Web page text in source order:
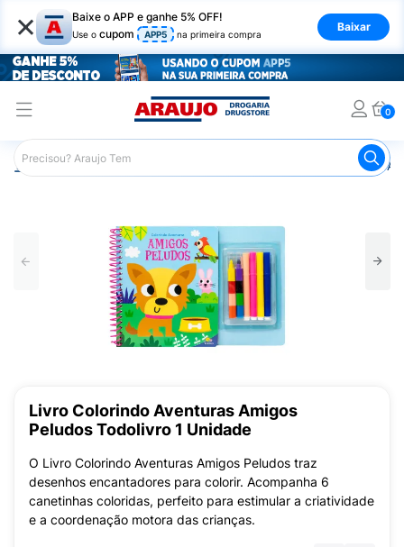
× Baixe o APP e ganhe 5% OFF!
Use o cupom APP5 na primeira compra
Baixar
0
Araujo Mercado Livro Colorindo
Livro Colorindo Aventuras Amigos
Peludos Todolivro 1 Unidade
O Livro Colorindo Aventuras Amigos Peludos traz
desenhos encantadores para colorir. Acompanha 6
canetinhas coloridas, perfeito para estimular a criatividade
e a coordenação motora das crianças.